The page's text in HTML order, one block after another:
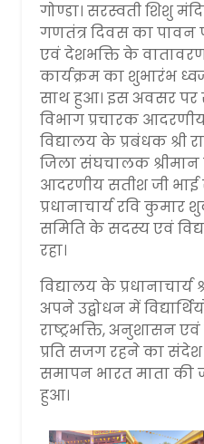
गोण्डा। सरस्वती शिशु
गणतंत्र दिवस का पावन
एवं देशभक्ति के
कार्यक्रम का शुभारंभ
साथ हुआ। इस अवसर पर
विभाग प्रचारक
विद्यालय के प्रबंधक श्री
जिला संघचालक श्रीमान
आदरणीय सतीश जी भाई
प्रधानाचार्य रवि कुमार
समिति के सदस्य एवं
रहा।
विद्यालय के प्रधानाचार्य
अपने उद्बोधन में
राष्ट्रभक्ति, अनुशासन
प्रति सजग रहने का संदेश
समापन भारत माता की
हुआ।